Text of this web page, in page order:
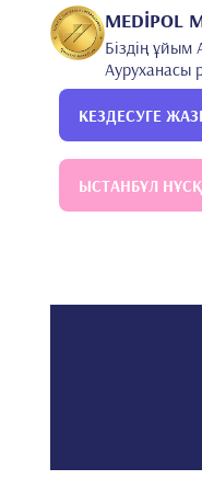
2014
Аднан
MEDİPOL
Біздің
Ауруханасы
КЕЗДЕСУГЕ
ЫСТАНБҰЛ